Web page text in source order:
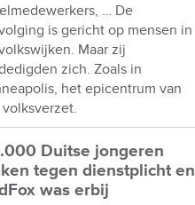
… De
is gericht op mensen in
Maar zij
zich. Zoals in
het epicentrum van
Duitse jongeren
tegen dienstplicht en
was erbij